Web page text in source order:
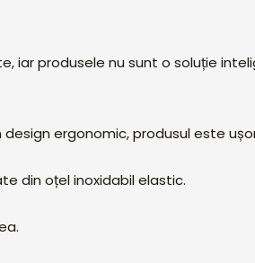
iar produsele nu sunt o soluție
ergonomic, produsul este
din oțel inoxidabil elastic.